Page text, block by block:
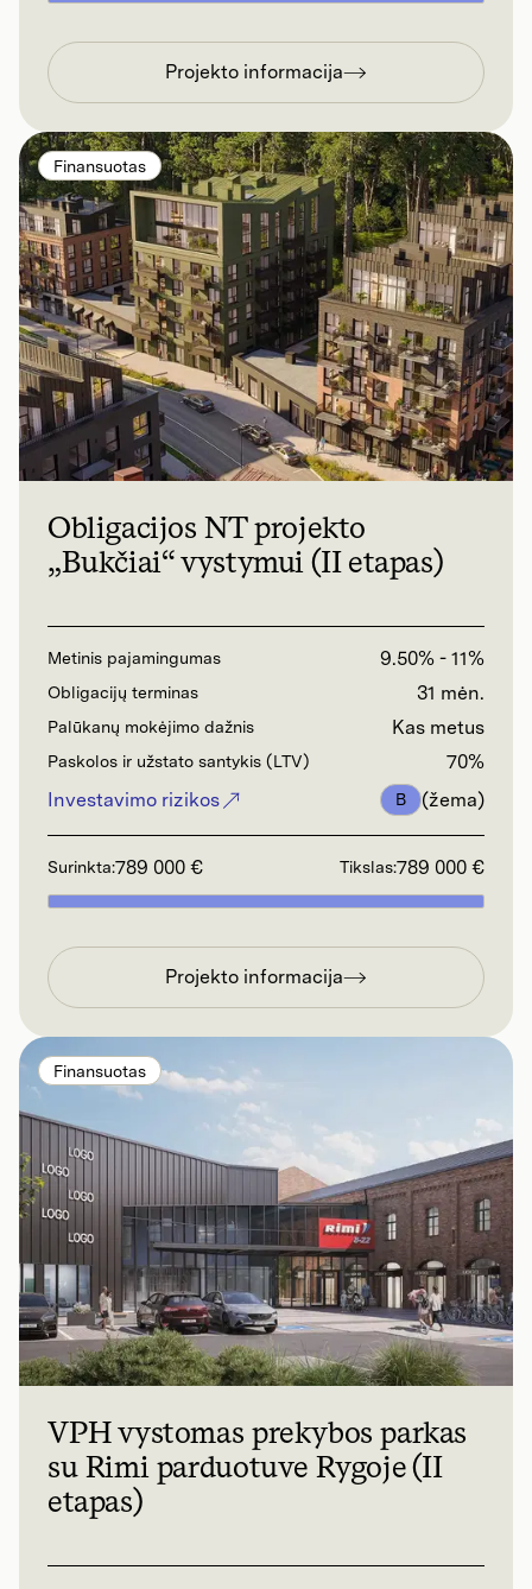
Projekto informacija
Obligacijos NT projekto
„Bukčiai“ vystymui (II etapas)
Metinis pajamingumas 9.50% - 11%
Obligacijų terminas 31 mėn.
Palūkanų mokėjimo dažnis Kas metus
Paskolos ir užstato santykis (LTV)
70%
Investavimo rizikos
B (žema)
Surinkta:789 000 € Tikslas:789 000 €
Projekto informacija
Finansuotas
VPH vystomas prekybos parkas
su Rimi parduotuve Rygoje (II
etapas)
Finansuotas